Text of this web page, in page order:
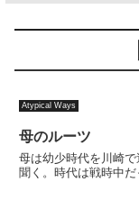
Atypical Ways
母のルーツ
母は幼少時代を川崎で
聞く。時代は戦時中だ